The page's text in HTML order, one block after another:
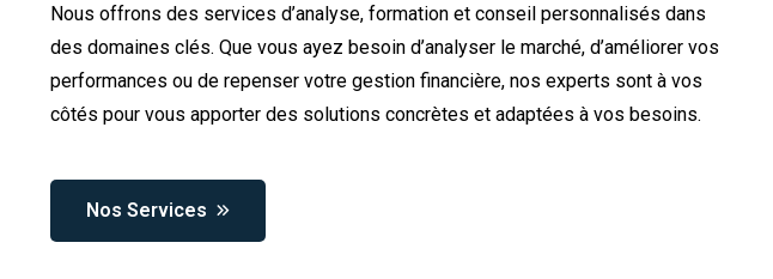
Nous offrons des services d’analyse, formation et conseil personnalisés dans
des domaines clés. Que vous ayez besoin d’analyser le marché, d’améliorer vos
performances ou de repenser votre gestion financière, nos experts sont à vos
côtés pour vous apporter des solutions concrètes et adaptées à vos besoins.
Nos Services